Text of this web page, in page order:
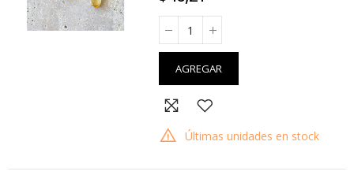
AGREGAR
Últimas unidades en stock